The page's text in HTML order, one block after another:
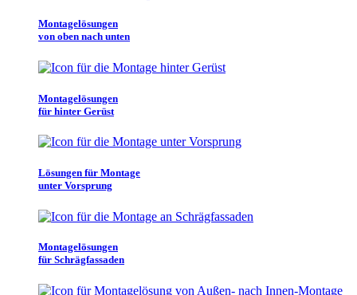
Montagelösungen
von oben nach unten
Montagelösungen
für hinter Gerüst
Lösungen für Montage
unter Vorsprung
Montagelösungen
für Schrägfassaden